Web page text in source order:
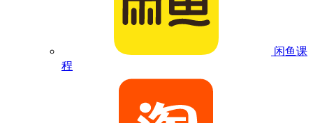
闲鱼课
程